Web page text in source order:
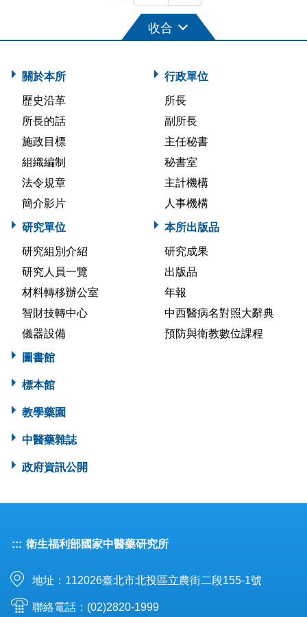
關於本所
歷史沿革
所長的話
施政目標
組織編制
法令規章
簡介影片
行政單位
所長
副所長
主任秘書
秘書室
主計機構
人事機構
研究單位
研究組別介紹
研究人員一覽
材料轉移辦公室
智財技轉中心
儀器設備
本所出版品
研究成果
出版品
年報
中西醫病名對照大辭典
預防與衛教數位課程
圖書館
標本館
教學藥園
中醫藥雜誌
政府資訊公開
::: 衛生福利部國家中醫藥研究所
地址：112026臺北市北投區立農街二段155-1號
聯絡電話：(02)2820-1999